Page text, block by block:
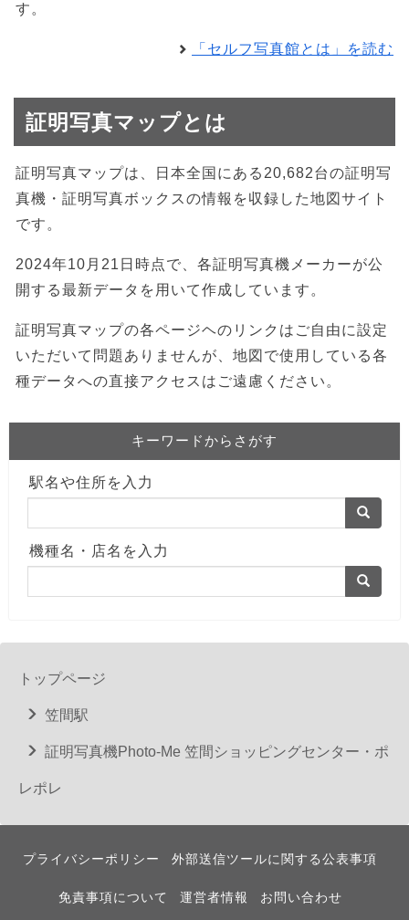
す。
「セルフ写真館とは」を読む
証明写真マップとは
証明写真マップは、日本全国にある20,682台の証明写
真機・証明写真ボックスの情報を収録した地図サイト
です。
2024年10月21日時点で、各証明写真機メーカーが公
開する最新データを用いて作成しています。
証明写真マップの各ページヘのリンクはご自由に設定
いただいて問題ありませんが、地図で使用している各
種データへの直接アクセスはご遠慮ください。
キーワードからさがす
駅名や住所を入力
機種名・店名を入力
トップページ
笠間駅
証明写真機Photo-Me 笠間ショッピングセンター・ポ
レポレ
プライバシーポリシー 外部送信ツールに関する公表事項
免責事項について 運営者情報 お問い合わせ